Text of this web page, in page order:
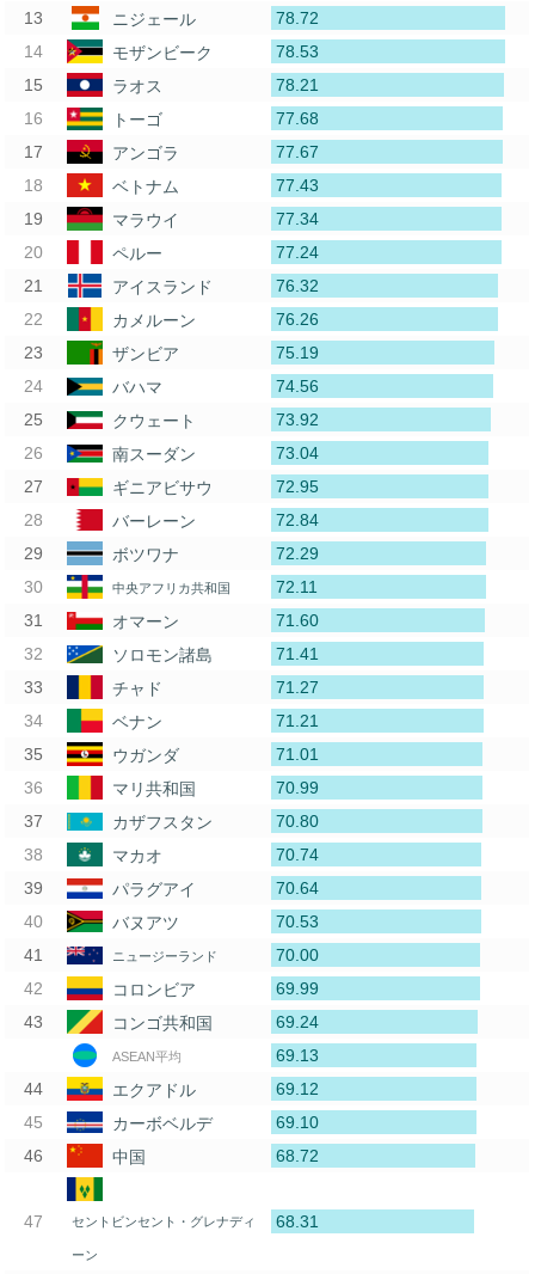
ニジェール
78.72
モザンビーク
78.53
ラオス
78.21
トーゴ
77.68
アンゴラ
77.67
ベトナム
77.43
マラウイ
77.34
ペルー
77.24
アイスランド
76.32
カメルーン
76.26
ザンビア
75.19
バハマ
74.56
クウェート
73.92
南スーダン
73.04
ギニアビサウ
72.95
バーレーン
72.84
ボツワナ
72.29
中央アフリカ共和国
72.11
オマーン
71.60
ソロモン諸島
71.41
チャド
71.27
ベナン
71.21
ウガンダ
71.01
マリ共和国
70.99
カザフスタン
70.80
マカオ
70.74
パラグアイ
70.64
バヌアツ
70.53
ニュージーランド
70.00
コロンビア
69.99
コンゴ共和国
69.24
ASEAN平均
69.13
エクアドル
69.12
カーボベルデ
69.10
中国
68.72
セントビンセント・グレナディ
ーン
68.31